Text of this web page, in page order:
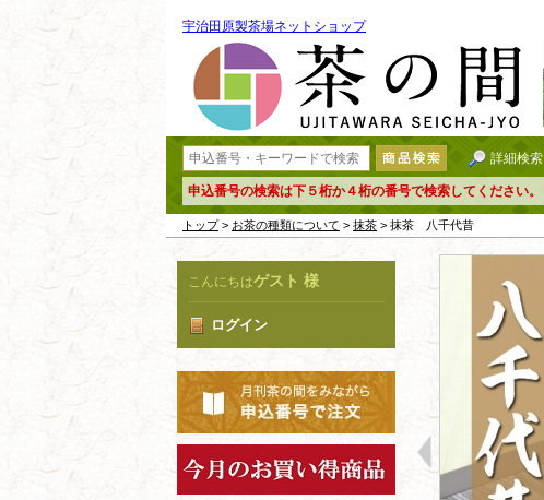
宇治田原製茶場ネットショップ
詳細検索
申込番号の検索は下５桁か４桁の番号で検索してください。
トップ> お茶の種類について > 抹茶 > 抹茶 八千代昔
こんにちはゲスト 様
ログイン